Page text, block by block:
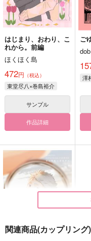
はじまり、おわり、こ
れから。前編
ほくほく島
472円 （税込）
東堂尽八×巻島裕介
サンプル
作品詳細
ご
dob
澤
関連商品(カップリング)